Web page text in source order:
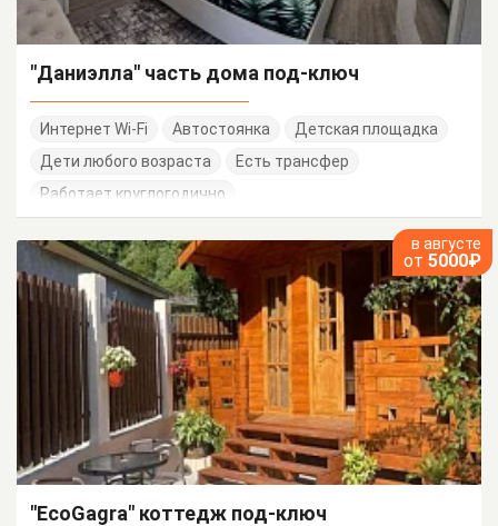
"Даниэлла" часть дома под-ключ
Интернет Wi-Fi Автостоянка
Детская площадка
Дети любого возраста
Есть трансфер
Работает круглогодично
в августе
от 5000₽
"EcoGagra" коттедж под-ключ